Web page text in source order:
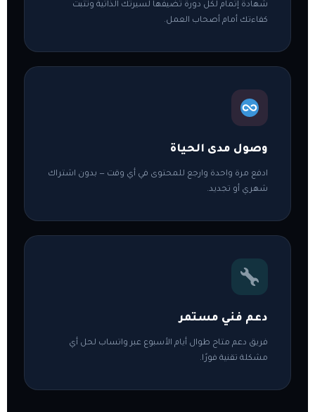
شهادة إتمام لكل دورة تضيفها لسيرتك الذاتية وتُثبت
كفاءتك أمام أصحاب العمل.
وصول مدى الحياة
ادفع مرة واحدة وارجع للمحتوى في أي وقت — بدون اشتراك
شهري أو تجديد.
دعم فني مستمر
فريق دعم متاح طوال أيام الأسبوع عبر واتساب لحل أي
مشكلة تقنية فورًا.